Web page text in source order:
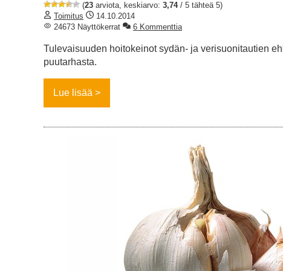
(23 arviota, keskiarvo: 3,74/ 5 tähteä 5)
Toimitus
14.10.2014
24673 Näyttökerrat
6 Kommenttia
Tulevaisuuden hoitokeinot sydän- ja verisuonitautien
puutarhasta.
Lue lisää